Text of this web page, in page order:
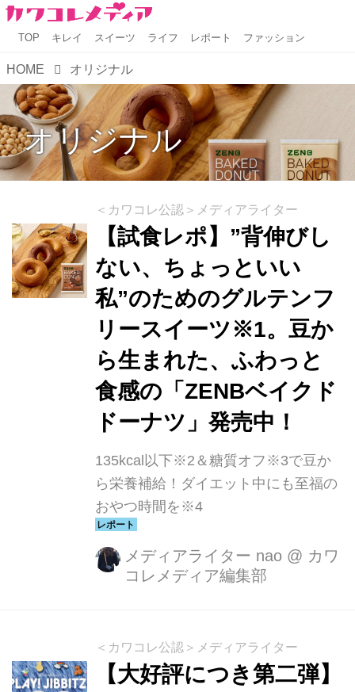
TOP キレイ スイーツ ライフ レポート ファッション
HOME オリジナル
オリジナル
＜カワコレ公認＞メディアライター
【試食レポ】”背伸びし
ない、ちょっといい
私”のためのグルテンフ
リースイーツ※1。豆か
ら生まれた、ふわっと
食感の「ZENBベイクド
ドーナツ」発売中！
135kcal以下※2＆糖質オフ※3で豆か
ら栄養補給！ダイエット中にも至福の
おやつ時間を※4
メディアライター nao @ カワ
コレメディア編集部
＜カワコレ公認＞メディアライター
【大好評につき第二弾】